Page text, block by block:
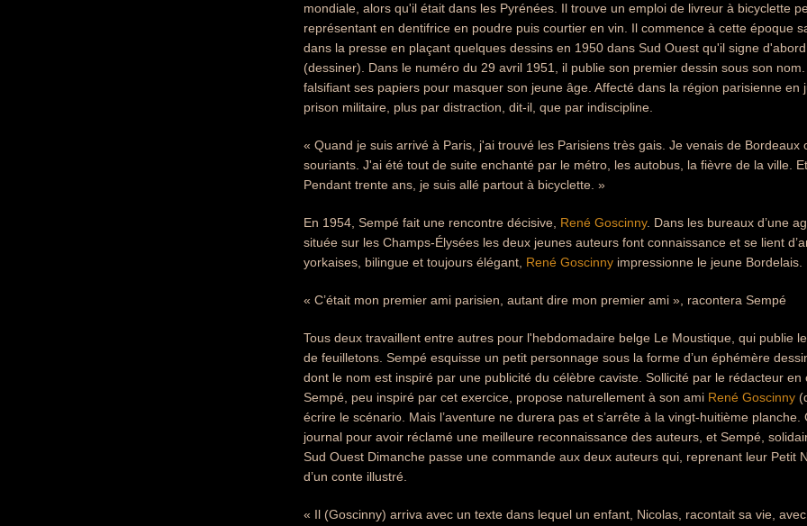
mondiale, alors qu'il était dans les Pyrénées. Il trouve un emploi de livreur à bicyclette
représentant en dentifrice en poudre puis courtier en vin. Il commence à cette époque
dans la presse en plaçant quelques dessins en 1950 dans Sud Ouest qu'il signe
(dessiner). Dans le numéro du 29 avril 1951, il publie son premier dessin sous son
falsifiant ses papiers pour masquer son jeune âge. Affecté dans la région parisienne en
prison militaire, plus par distraction, dit-il, que par indiscipline.
« Quand je suis arrivé à Paris, j'ai trouvé les Parisiens très gais. Je venais de
souriants. J'ai été tout de suite enchanté par le métro, les autobus, la fièvre de la ville.
Pendant trente ans, je suis allé partout à bicyclette. »
En 1954, Sempé fait une rencontre décisive, René Goscinny. Dans les bureaux d’une
située sur les Champs-Élysées les deux jeunes auteurs font connaissance et se lient
yorkaises, bilingue et toujours élégant, René Goscinny impressionne le jeune Bordelais.
« C’était mon premier ami parisien, autant dire mon premier ami », racontera Sempé
Tous deux travaillent entre autres pour l'hebdomadaire belge Le Moustique, qui publie
de feuilletons. Sempé esquisse un petit personnage sous la forme d’un éphémère
dont le nom est inspiré par une publicité du célèbre caviste. Sollicité par le rédacteur
Sempé, peu inspiré par cet exercice, propose naturellement à son ami René Goscinny
écrire le scénario. Mais l’aventure ne durera pas et s’arrête à la vingt-huitième planche.
journal pour avoir réclamé une meilleure reconnaissance des auteurs, et Sempé,
Sud Ouest Dimanche passe une commande aux deux auteurs qui, reprenant leur Petit
d’un conte illustré.
« Il (Goscinny) arriva avec un texte dans lequel un enfant, Nicolas, racontait sa vie,